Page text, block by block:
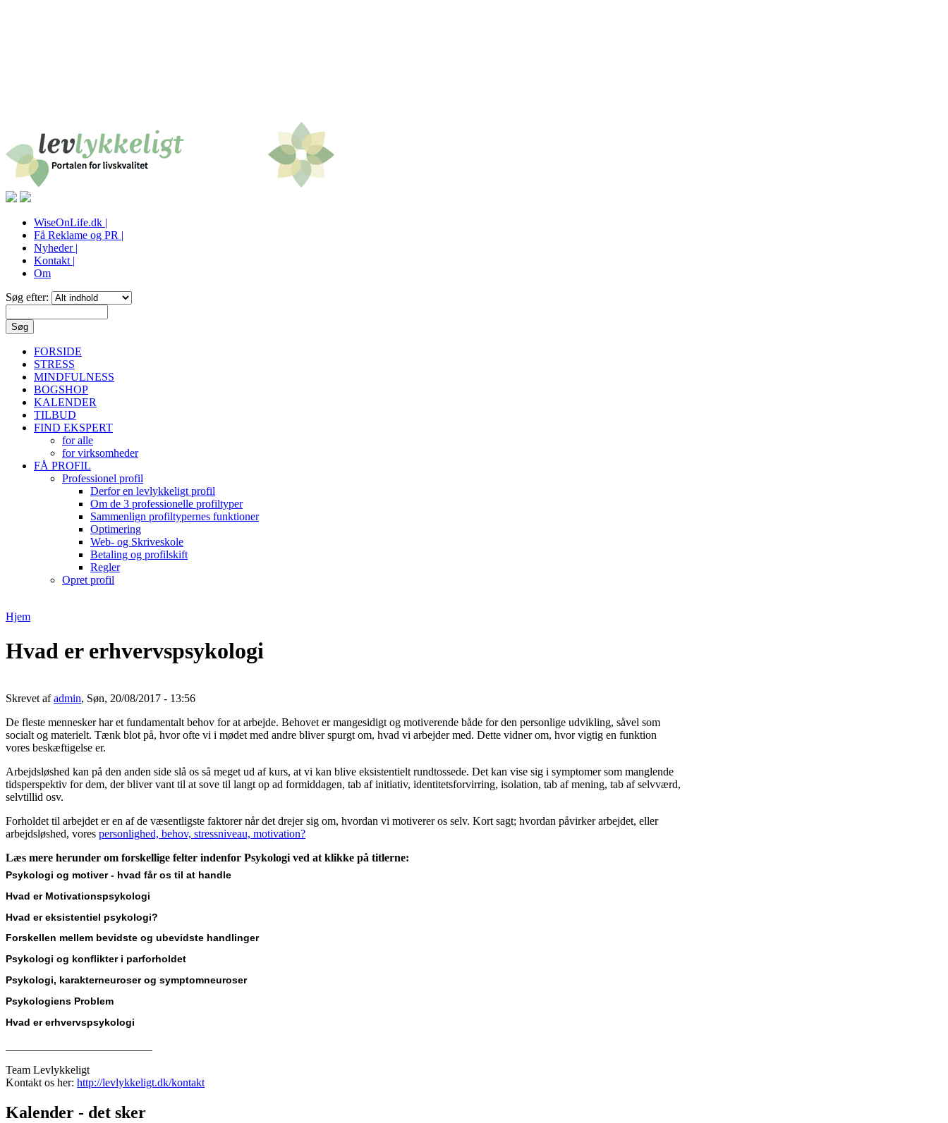
WiseOnLife.dk |
Få Reklame og PR |
Nyheder |
Kontakt |
Om
Søg efter:
FORSIDE
STRESS
MINDFULNESS
BOGSHOP
KALENDER
TILBUD
FIND EKSPERT
for alle
for virksomheder
FÅ PROFIL
Professionel profil
Derfor en levlykkeligt profil
Om de 3 professionelle profiltyper
Sammenlign profiltypernes funktioner
Optimering
Web- og Skriveskole
Betaling og profilskift
Regler
Opret profil
Hjem
Hvad er erhvervspsykologi
Skrevet afadmin, Søn, 20/08/2017 - 13:56
De fleste mennesker har et fundamentalt behov for at arbejde. Behovet er mangesidigt og motiverende både for den personlige udvikling, såvel som
socialt og materielt. Tænk blot på, hvor ofte vi i mødet med andre bliver spurgt om, hvad vi arbejder med. Dette vidner om, hvor vigtig en funktion
vores beskæftigelse er.
Arbejdsløshed kan på den anden side slå os så meget ud af kurs, at vi kan blive eksistentielt rundtossede. Det kan vise sig i symptomer som manglende
tidsperspektiv for dem, der bliver vant til at sove til langt op ad formiddagen, tab af initiativ, identitetsforvirring, isolation, tab af mening, tab af selvværd,
selvtillid osv.
Forholdet til arbejdet er en af de væsentligste faktorer når det drejer sig om, hvordan vi motiverer os selv. Kort sagt; hvordan påvirker arbejdet, eller
arbejdsløshed, vores personlighed, behov, stressniveau, motivation?
Læs mere herunder om forskellige felter indenfor Psykologi ved at klikke på titlerne:
Psykologi og motiver - hvad får os til at handle
Hvad er Motivationspsykologi
Hvad er eksistentiel psykologi?
Forskellen mellem bevidste og ubevidste handlinger
Psykologi og konflikter i parforholdet
Psykologi, karakterneuroser og symptomneuroser
Psykologiens Problem
Hvad er erhvervspsykologi
Team Levlykkeligt
Kontakt os her: http://levlykkeligt.dk/kontakt
Kalender - det sker